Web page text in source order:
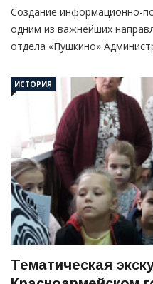
Создание информационно-
одним из важнейших
отдела «Пушкино»
ИСТОРИЯ
Тематическая